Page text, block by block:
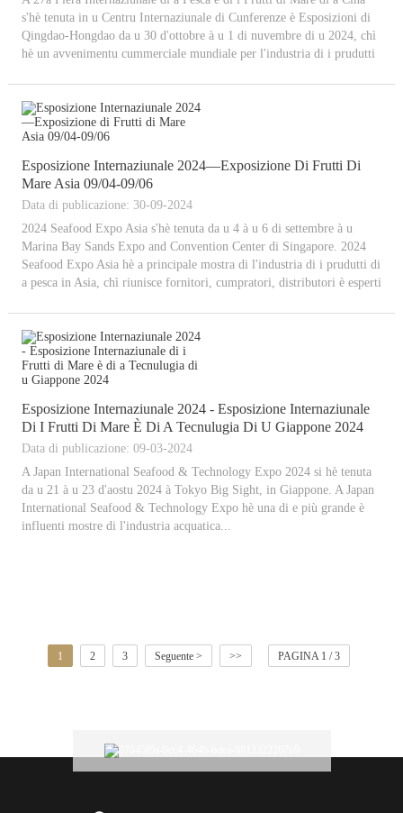
s'hè tenuta in u Centru Internaziunale di Cunferenze è Esposizioni di
Qingdao-Hongdao da u 30 d'ottobre à u 1 di nuvembre di u 2024, chì
hè un avvenimentu cummerciale mundiale per l'industria di i prudutti
Esposizione Internaziunale 2024—Exposizione Di Frutti Di
Mare Asia 09/04-09/06
Data di publicazione: 30-09-2024
2024 Seafood Expo Asia s'hè tenuta da u 4 à u 6 di settembre à u
Marina Bay Sands Expo and Convention Center di Singapore. 2024
Seafood Expo Asia hè a principale mostra di l'industria di i prudutti di
a pesca in Asia, chì riunisce fornitori, cumpratori, distributori è esperti
Esposizione Internaziunale 2024 - Esposizione Internaziunale
Di I Frutti Di Mare È Di A Tecnulugia Di U Giappone 2024
Data di publicazione: 09-03-2024
A Japan International Seafood & Technology Expo 2024 si hè tenuta
da u 21 à u 23 d'aostu 2024 à Tokyo Big Sight, in Giappone. A Japan
International Seafood & Technology Expo hè una di e più grande è
influenti mostre di l'industria acquatica...
1 2 3 Seguente > >> PAGINA 1 / 3